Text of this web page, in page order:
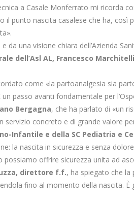
a Casale Monferrato mi ricorda
punto nascita casalese che ha, così
una visione chiara dell’Azienda
dell’Asl AL, Francesco Marchitelli
come «la partoanalgesia sia
passo avanti fondamentale per
Bergagna, che ha parlato di «un
concreto e di grande valore
Infantile e della SC Pediatria e
la nascita in sicurezza e senza
offrire sicurezza unita ad
direttore f.f., ha spiegato che
fino al momento della nascita.